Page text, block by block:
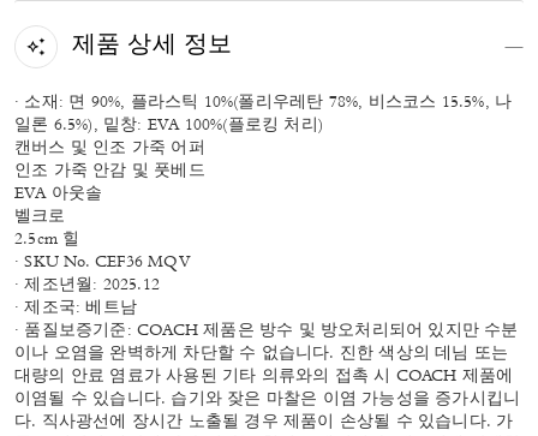
제품 상세 정보
· 소재: 면 90%, 플라스틱 10%(폴리우레탄 78%, 비스코스 15.5%, 나
일론 6.5%), 밑창: EVA 100%(플로킹 처리)
캔버스 및 인조 가죽 어퍼
인조 가죽 안감 및 풋베드
EVA 아웃솔
벨크로
2.5cm 힐
· SKU No. CEF36 MQV
· 제조년월: 2025.12
· 제조국: 베트남
· 품질보증기준: COACH 제품은 방수 및 방오처리되어 있지만 수분
이나 오염을 완벽하게 차단할 수 없습니다. 진한 색상의 데님 또는
대량의 안료 염료가 사용된 기타 의류와의 접촉 시 COACH 제품에
이염될 수 있습니다. 습기와 잦은 마찰은 이염 가능성을 증가시킵니
다. 직사광선에 장시간 노출될 경우 제품이 손상될 수 있습니다. 가